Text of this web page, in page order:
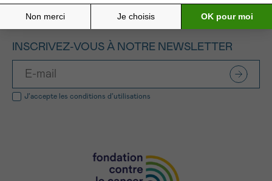
INSCRIVEZ-VOUS À NOTRE NEWSLETTER
J’accepte les conditions d’utilisations